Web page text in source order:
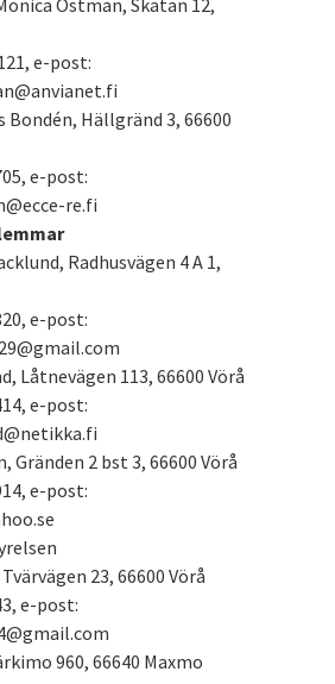
Östman, Skatan 12,
e-post:
Bondén, Hällgränd 3, 66600
e-post:
re.fi
Radhusvägen 4 A 1,
e-post:
Låtnevägen 113, 66600 Vörå
e-post:
Gränden 2 bst 3, 66600 Vörå
e-post:
23, 66600 Vörå
e-post:
960, 66640 Maxmo